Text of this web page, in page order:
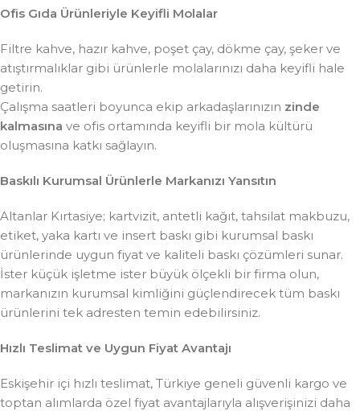
Ofis Gıda Ürünleriyle Keyifli Molalar
Filtre kahve, hazır kahve, poşet çay, dökme çay, şeker ve
atıştırmalıklar gibi ürünlerle molalarınızı daha keyifli hale
getirin.
Çalışma saatleri boyunca ekip arkadaşlarınızın zinde
kalmasına ve ofis ortamında keyifli bir mola kültürü
oluşmasına katkı sağlayın.
Baskılı Kurumsal Ürünlerle Markanızı Yansıtın
Altanlar Kırtasiye; kartvizit, antetli kağıt, tahsilat makbuzu,
etiket, yaka kartı ve insert baskı gibi kurumsal baskı
ürünlerinde uygun fiyat ve kaliteli baskı çözümleri sunar.
İster küçük işletme ister büyük ölçekli bir firma olun,
markanızın kurumsal kimliğini güçlendirecek tüm baskı
ürünlerini tek adresten temin edebilirsiniz.
Hızlı Teslimat ve Uygun Fiyat Avantajı
Eskişehir içi hızlı teslimat, Türkiye geneli güvenli kargo ve
toptan alımlarda özel fiyat avantajlarıyla alışverişinizi daha